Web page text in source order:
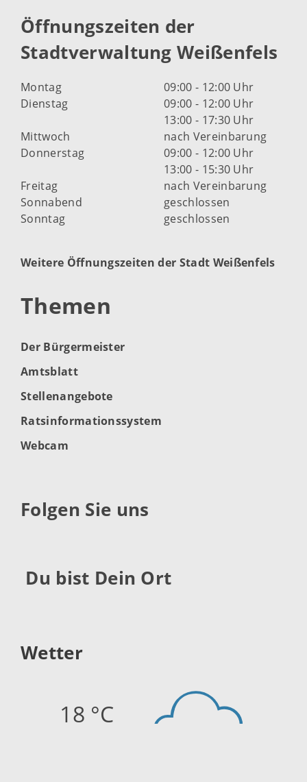
Öffnungszeiten der
Stadtverwaltung Weißenfels
Montag
09:00 - 12:00 Uhr
Dienstag
09:00 - 12:00 Uhr
13:00 - 17:30 Uhr
Mittwoch
nach Vereinbarung
Donnerstag
09:00 - 12:00 Uhr
13:00 - 15:30 Uhr
Freitag
nach Vereinbarung
Sonnabend
geschlossen
Sonntag
geschlossen
Weitere Öffnungszeiten der Stadt Weißenfels
Themen
Der Bürgermeister
Amtsblatt
Stellenangebote
Ratsinformationssystem
Webcam
Folgen Sie uns
Du bist Dein Ort
Wetter
18 °C